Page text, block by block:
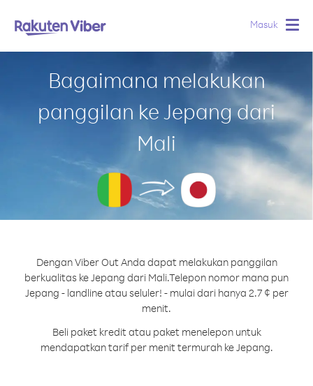
Masuk
Bagaimana melakukan
panggilan ke Jepang dari
Mali
Dengan Viber Out Anda dapat melakukan panggilan
berkualitas ke Jepang dari Mali.Telepon nomor mana pun
Jepang - landline atau seluler! - mulai dari hanya 2.7 ¢ per
menit.
Beli paket kredit atau paket menelepon untuk
mendapatkan tarif per menit termurah ke Jepang.